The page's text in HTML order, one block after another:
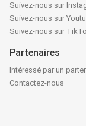
Suivez-nous sur
Suivez-nous sur
Suivez-nous sur
Partenaires
Intéressé par un
Contactez-nous